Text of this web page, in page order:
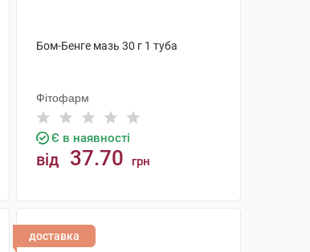
Бом-Бенге мазь 30 г 1 туба
Фітофарм
Є в наявності
від 37.70 грн
доставка